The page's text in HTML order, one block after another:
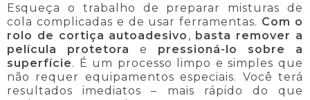
Esqueça o trabalho de preparar misturas de
cola complicadas e de usar ferramentas. Com o
rolo de cortiça autoadesivo , basta remover a
película protetora
e pressioná-lo sobre a
superfície. É um processo limpo e simples que
não requer equipamentos especiais. Você terá
resultados imediatos – mais rápido do que